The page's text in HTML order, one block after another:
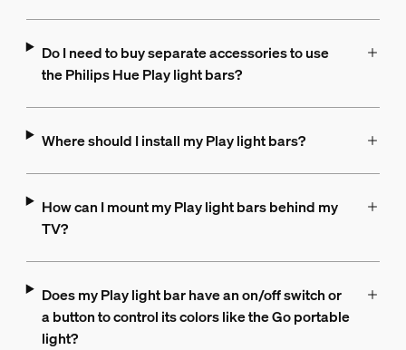
Do I need to buy separate accessories to use
the Philips Hue Play light bars?
Where should I install my Play light bars?
How can I mount my Play light bars behind my
TV?
Does my Play light bar have an on/off switch or
a button to control its colors like the Go portable
light?